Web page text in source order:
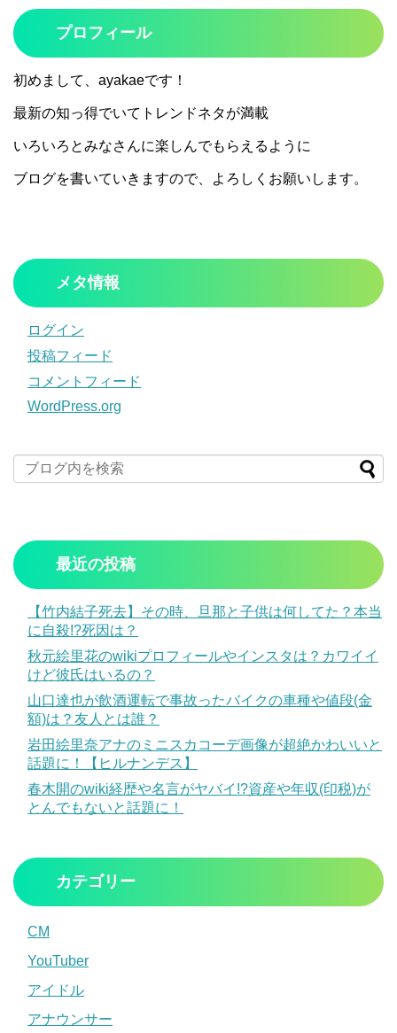
プロフィール
初めまして、ayakaeです！
最新の知っ得でいてトレンドネタが満載
いろいろとみなさんに楽しんでもらえるように
ブログを書いていきますので、よろしくお願いします。
メタ情報
ログイン
投稿フィード
コメントフィード
WordPress.org
最近の投稿
【竹内結子死去】その時、旦那と子供は何してた？本当
に自殺!?死因は？
秋元絵里花のwikiプロフィールやインスタは？カワイイ
けど彼氏はいるの？
山口達也が飲酒運転で事故ったバイクの車種や値段(金
額)は？友人とは誰？
岩田絵里奈アナのミニスカコーデ画像が超絶かわいいと
話題に！【ヒルナンデス】
春木開のwiki経歴や名言がヤバイ!?資産や年収(印税)が
とんでもないと話題に！
カテゴリー
CM
YouTuber
アイドル
アナウンサー